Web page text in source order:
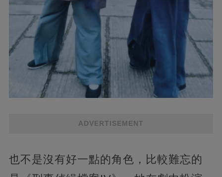
ADVERTISEMENT
也不是沒有好一點的角色，比較難忘的